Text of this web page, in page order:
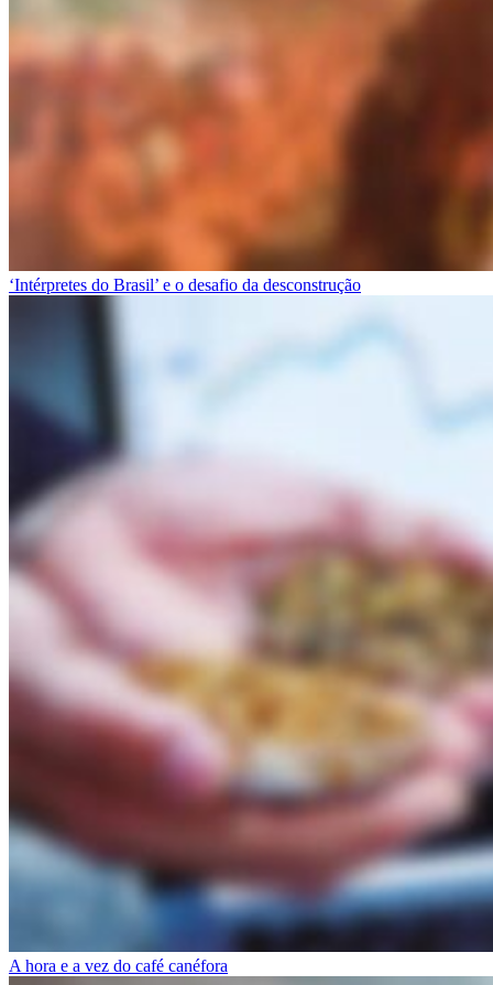
‘Intérpretes do Brasil’ e o desafio da desconstrução
A hora e a vez do café canéfora